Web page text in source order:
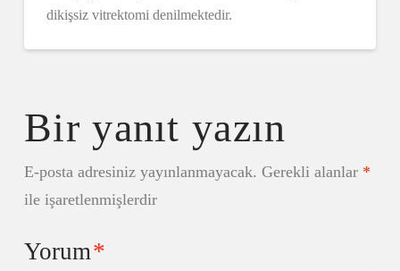
dikişsiz vitrektomi denilmektedir.
Bir yanıt yazın
E-posta adresiniz yayınlanmayacak. Gerekli alanlar *
ile işaretlenmişlerdir
Yorum*